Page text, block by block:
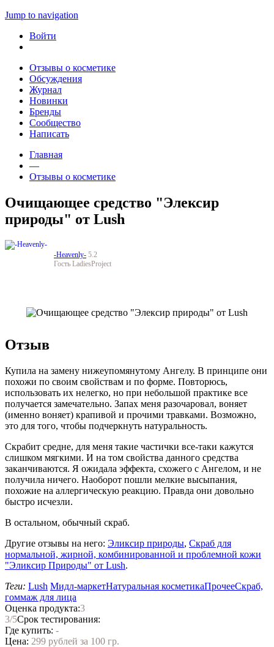
Jump to navigation
Войти
Отзывы о косметике
Обсуждения
Журнал
Новинки
Бренды
Сообщество
Написать
Главная
—
Отзывы о косметике
Очищающее средство "Элексир
природы" от Lush
-Heavenly- 5.2
Гость LadiesProject
Отзыв
Купила на замену нижеупомянутому Ангелу. В принципе они
похожи по своим свойствам и по форме. Повторюсь,
использовать их нелегко, но при небольшой практике все
получается замечательно. Запах меня разочаровал, воняет
(именно воняет) крапивой и прочими травками. Возможно,
это для того, чтобы подчеркнуть натуральность.
Скрабит средне, для меня такие частички все-таки кажутся
слишком мягкими. И на том свойства данного средства
заканчиваются. Я ожидала эффекта, схожего с Ангелом, и не
получила ничего. Наоборот пошли мелкие высыпания,
похожие на аллергическую реакцию. Правда они довольно
быстро исчезли.
В остальном, обычный скраб.
Другие отзывы на него: Эликсир природы, Скраб для
нормальной, жирной, комбинированной и проблемной кожи
"Эликсир Природы" от Lush.
Теги: Lush Мидл-маркетНатуральная косметикаПрочееСкраб,
гоммаж для лица
Оценка продукта:3
3/5Срок тестирования:
Где купить: -
Цена: 299 рублей за 100 гр.